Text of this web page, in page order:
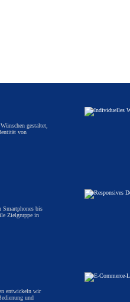
gestaltet,
von
Smartphones bis
Zielgruppe in
entwickeln wir
und